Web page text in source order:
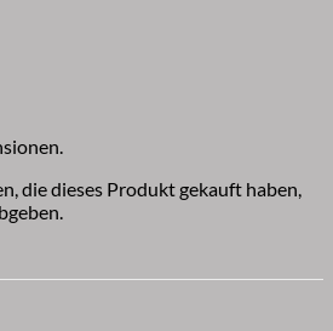
die dieses Produkt gekauft haben,